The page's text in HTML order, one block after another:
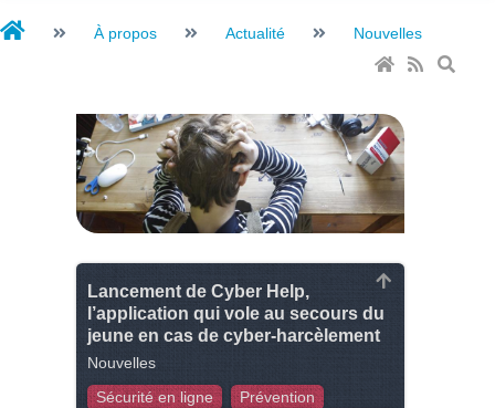
À propos Actualité Nouvelles
Lancement de Cyber Help,
l’application qui vole au secours du
jeune en cas de cyber-harcèlement
Nouvelles
Sécurité en ligne
Prévention